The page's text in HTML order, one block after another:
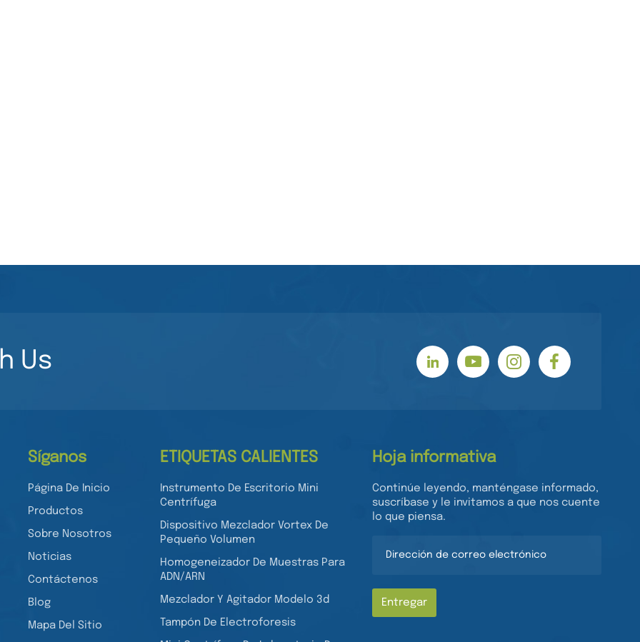
Us
Síganos
Página De Inicio
Productos
Sobre Nosotros
Noticias
Contáctenos
Blog
Mapa Del Sitio
ETIQUETAS CALIENTES
Instrumento De Escritorio Mini
Centrífuga
Dispositivo Mezclador Vortex De
Pequeño Volumen
Homogeneizador De Muestras Para
ADN/ARN
Mezclador Y Agitador Modelo 3d
Tampón De Electroforesis
Hoja informativa
Continúe leyendo, manténgase informado,
suscríbase y le invitamos a que nos cuente
lo que piensa.
Entregar